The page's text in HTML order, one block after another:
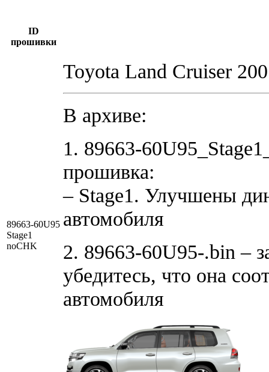
ID
прошивки
89663-60U95
Stage1
noCHK
Toyota Land Cruiser
В архиве:
1. 89663-
прошивка:
– Stage1. Улучшены
автомобиля
2. 89663-60U95-.bin –
убедитесь, что она
автомобиля